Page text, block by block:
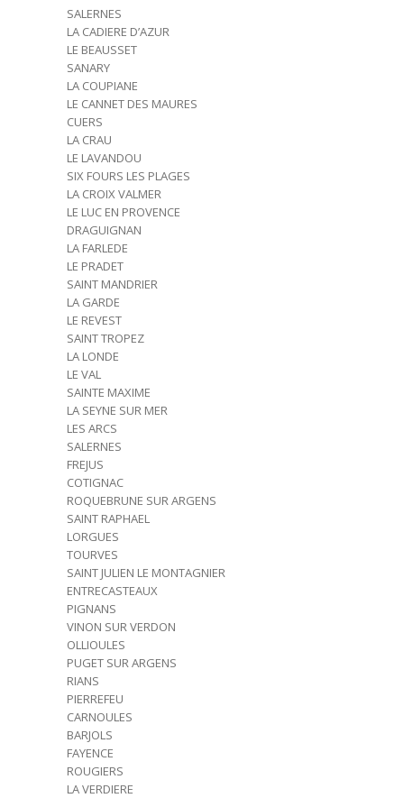
SALERNES
LA CADIERE D’AZUR
LE BEAUSSET
SANARY
LA COUPIANE
LE CANNET DES MAURES
CUERS
LA CRAU
LE LAVANDOU
SIX FOURS LES PLAGES
LA CROIX VALMER
LE LUC EN PROVENCE
DRAGUIGNAN
LA FARLEDE
LE PRADET
SAINT MANDRIER
LA GARDE
LE REVEST
SAINT TROPEZ
LA LONDE
LE VAL
SAINTE MAXIME
LA SEYNE SUR MER
LES ARCS
SALERNES
FREJUS
COTIGNAC
ROQUEBRUNE SUR ARGENS
SAINT RAPHAEL
LORGUES
TOURVES
SAINT JULIEN LE MONTAGNIER
ENTRECASTEAUX
PIGNANS
VINON SUR VERDON
OLLIOULES
PUGET SUR ARGENS
RIANS
PIERREFEU
CARNOULES
BARJOLS
FAYENCE
ROUGIERS
LA VERDIERE